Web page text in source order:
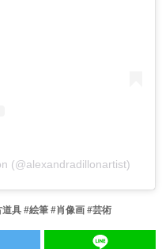
(@alexandradillonartist)
具#絵筆#肖像画#芸術